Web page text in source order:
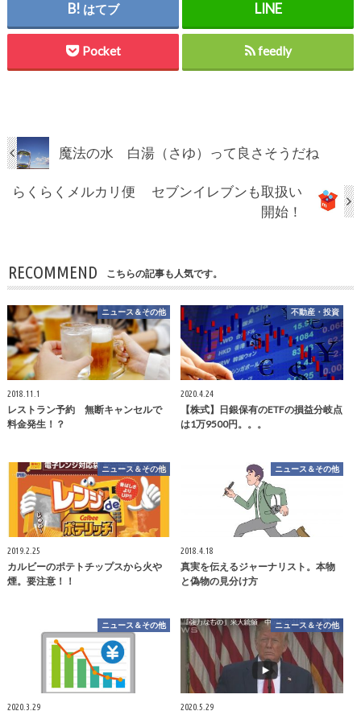
はてブ
Pocket feedly
魔法の水 白湯（さゆ）って良さそうだね
らくらくメルカリ便 セブンイレブンも取扱い
開始！
RECOMMEND こちらの記事も人気です。
ニュース＆その他
2018.11.1
レストラン予約 無断キャンセルで
料金発生！？
不動産・投資
2020.4.24
【株式】日銀保有のETFの損益分岐点
は1万9500円。。。
ニュース＆その他
2019.2.25
カルビーのポテトチップスから火や
煙。要注意！！
ニュース＆その他
2018.4.18
真実を伝えるジャーナリスト。本物
と偽物の見分け方
ニュース＆その他
2020.3.29
ニュース＆その他
2020.5.29